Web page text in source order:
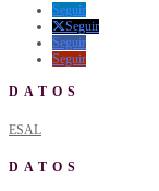
Seguir
Seguir
Seguir
Seguir
DATOS
ESAL
DATOS